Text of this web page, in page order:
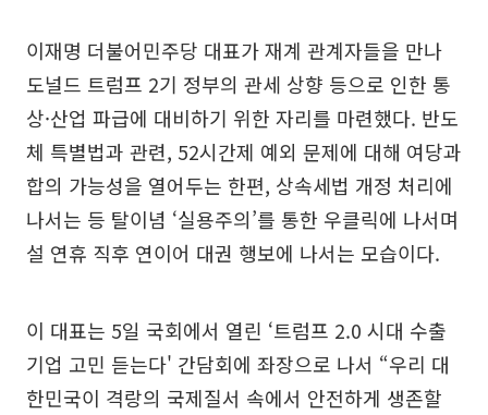
이재명 더불어민주당 대표가 재계 관계자들을 만나
도널드 트럼프 2기 정부의 관세 상향 등으로 인한 통
상·산업 파급에 대비하기 위한 자리를 마련했다. 반도
체 특별법과 관련, 52시간제 예외 문제에 대해 여당과
합의 가능성을 열어두는 한편, 상속세법 개정 처리에
나서는 등 탈이념 ‘실용주의’를 통한 우클릭에 나서며
설 연휴 직후 연이어 대권 행보에 나서는 모습이다.
이 대표는 5일 국회에서 열린 ‘트럼프 2.0 시대 수출
기업 고민 듣는다' 간담회에 좌장으로 나서 “우리 대
한민국이 격랑의 국제질서 속에서 안전하게 생존할